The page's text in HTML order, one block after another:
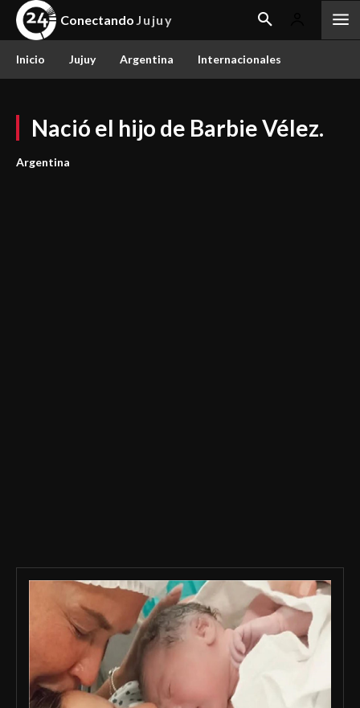
Conectando Jujuy
Inicio Jujuy Argentina Internacionales
Nació el hijo de Barbie Vélez.
Argentina